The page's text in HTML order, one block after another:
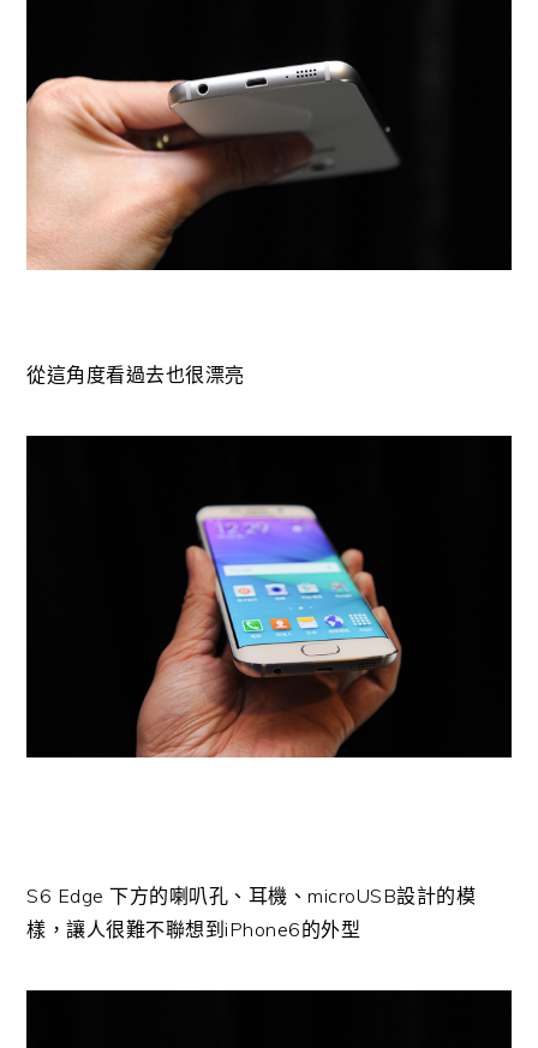
從這角度看過去也很漂亮
S6 Edge 下方的喇叭孔、耳機、microUSB設計的模
樣，讓人很難不聯想到iPhone6的外型